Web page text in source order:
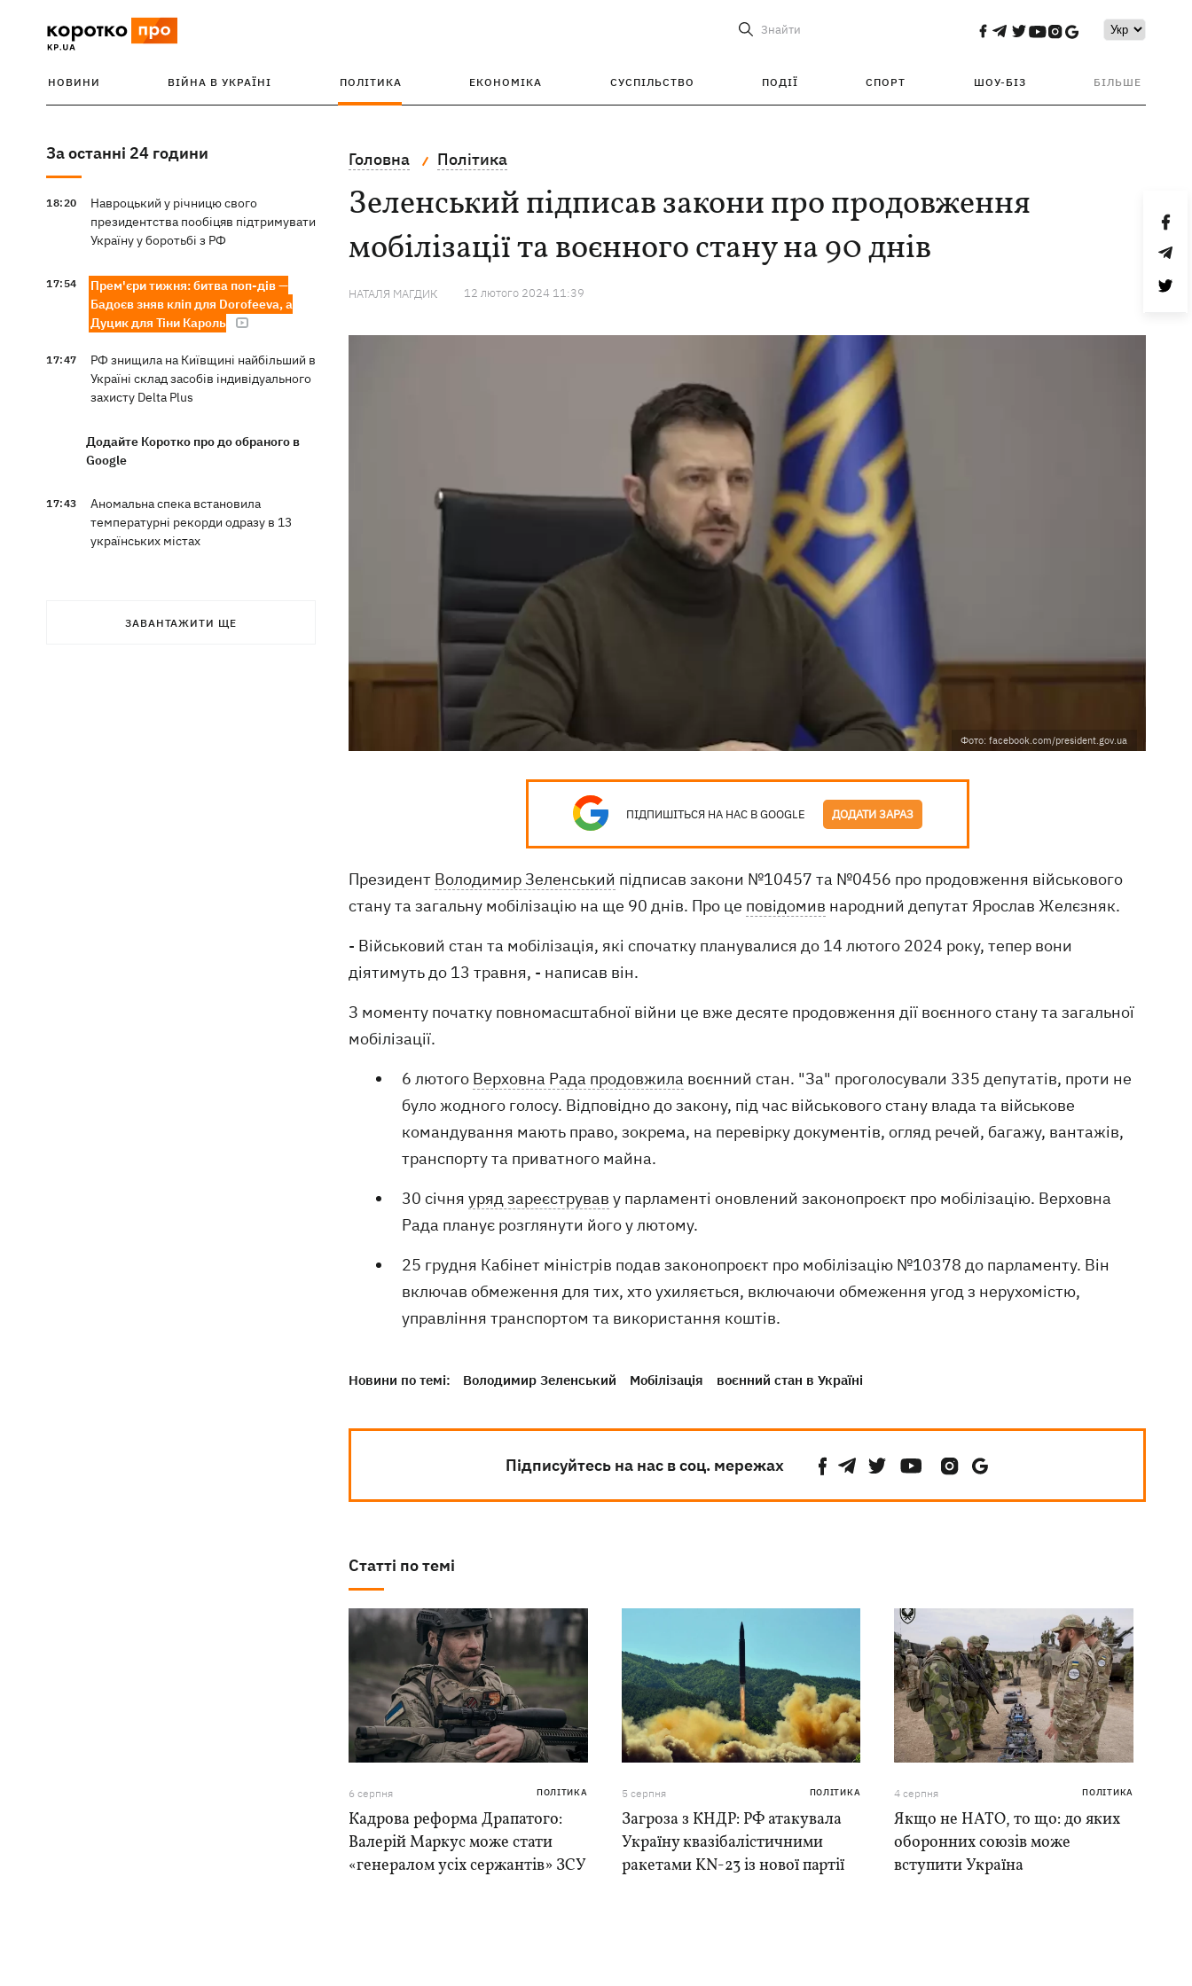
Знайти
НОВИНИ ВІЙНА В УКРАЇНІ ПОЛІТИКА ЕКОНОМІКА СУСПІЛЬСТВО ПОДІЇ СПОРТ ШОУ-БІЗ БІЛЬШЕ
За останні 24 години
18:20
Навроцький у річницю свого
президентства пообіцяв підтримувати
Україну у боротьбі з РФ
17:54
Прем'єри тижня: битва поп-дів —
Бадоєв зняв кліп для Dorofeeva, а
Дуцик для Тіни Кароль
17:47
РФ знищила на Київщині найбільший в
Україні склад засобів індивідуального
захисту Delta Plus
Додайте Коротко про до обраного в
Google
17:43
Аномальна спека встановила
температурні рекорди одразу в 13
українських містах
ЗАВАНТАЖИТИ ЩЕ
Головна Політика
Зеленський підписав закони про продовження
мобілізації та воєнного стану на 90 днів
НАТАЛЯ МАГДИК 12 лютого 2024 11:39
Фото: facebook.com/president.gov.ua
ПІДПИШІТЬСЯ НА НАС В GOOGLE ДОДАТИ ЗАРАЗ
Президент Володимир Зеленський підписав закони №10457 та №0456 про продовження військового
стану та загальну мобілізацію на ще 90 днів. Про це повідомив народний депутат Ярослав Желєзняк.
- Військовий стан та мобілізація, які спочатку планувалися до 14 лютого 2024 року, тепер вони
діятимуть до 13 травня, - написав він.
З моменту початку повномасштабної війни це вже десяте продовження дії воєнного стану та загальної
мобілізації.
6 лютого Верховна Рада продовжила воєнний стан. "За" проголосували 335 депутатів, проти не
було жодного голосу. Відповідно до закону, під час військового стану влада та військове
командування мають право, зокрема, на перевірку документів, огляд речей, багажу, вантажів,
транспорту та приватного майна.
30 січня уряд зареєстрував у парламенті оновлений законопроєкт про мобілізацію. Верховна
Рада планує розглянути його у лютому.
25 грудня Кабінет міністрів подав законопроєкт про мобілізацію №10378 до парламенту. Він
включав обмеження для тих, хто ухиляється, включаючи обмеження угод з нерухомістю,
управління транспортом та використання коштів.
Новини по темі: Володимир Зеленський Мобілізація воєнний стан в Україні
Підписуйтесь на нас в соц. мережах
Статті по темі
6 серпня ПОЛІТИКА
Кадрова реформа Драпатого:
Валерій Маркус може стати
«генералом усіх сержантів» ЗСУ
5 серпня ПОЛІТИКА
Загроза з КНДР: РФ атакувала
Україну квазібалістичними
ракетами KN-23 із нової партії
4 серпня ПОЛІТИКА
Якщо не НАТО, то що: до яких
оборонних союзів може
вступити Україна